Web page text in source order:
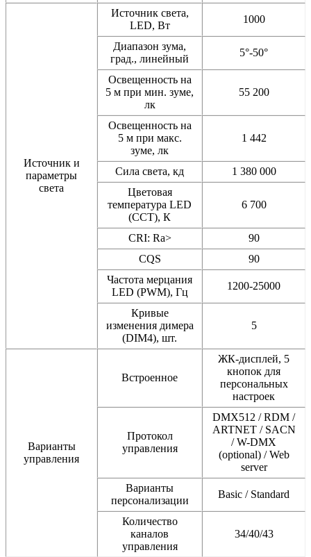
Источник и
параметры
света
Источник света,
LED, Вт
1000
Диапазон зума,
град., линейный
5°-50°
Освещенность на
5 м при мин. зуме,
лк
55 200
Освещенность на
5 м при макс.
зуме, лк
1 442
Сила света, кд
1 380 000
Цветовая
температура LED
(CCT), К
6 700
CRI: Ra>
90
CQS
90
Частота мерцания
LED (PWM), Гц
1200-25000
Кривые
изменения димера
(DIM4), шт.
5
Варианты
управления
Встроенное
ЖК-дисплей, 5
кнопок для
персональных
настроек
Протокол
управления
DMX512 / RDM /
ARTNET / SACN
/ W-DMX
(optional) / Web
server
Варианты
персонализации
Basic / Standard
Количество
каналов
управления
34/40/43